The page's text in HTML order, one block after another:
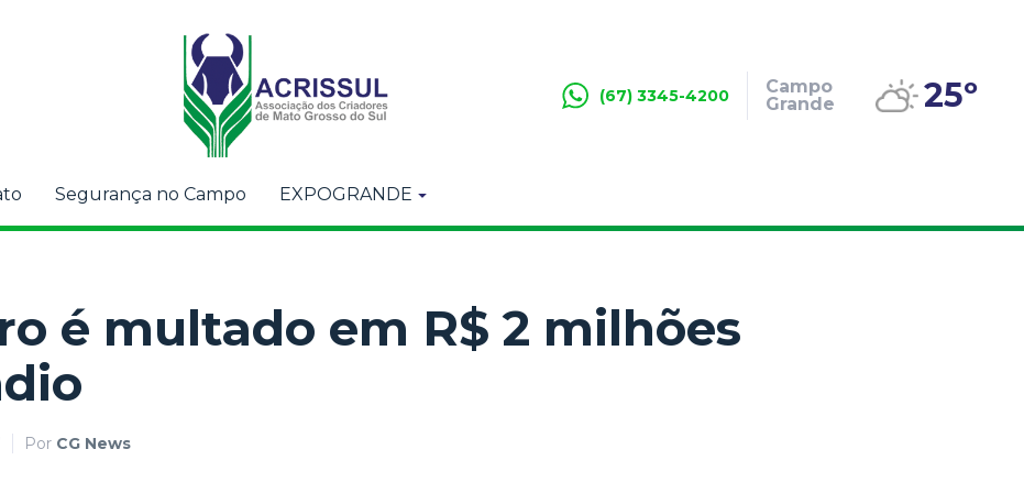
(67) 3345-4200
Campo
Grande
25º
Segurança no Campo EXPOGRANDE
é multado em R$ 2 milhões
Por CG News